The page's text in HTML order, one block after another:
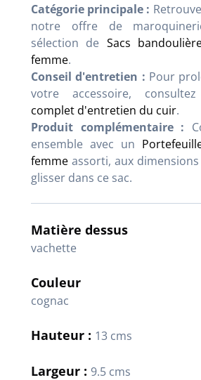
Catégorie principale :
notre offre de
sélection de Sacs
femme.
Conseil d'entretien : Pour
votre accessoire,
complet d'entretien du cuir.
Produit complémentaire :
ensemble avec un
femme assorti, aux
glisser dans ce sac.
Matière dessus
vachette
Couleur
cognac
Hauteur : 13 cms
Largeur : 9.5 cms